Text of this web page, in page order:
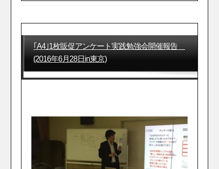
｢A4｣1枚販促アンケート実践勉強会開催報告
(2016年6月28日in東京)